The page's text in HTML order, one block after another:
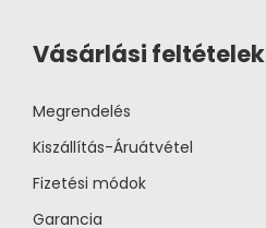
Vásárlási feltételek
Megrendelés
Kiszállítás-Áruátvétel
Fizetési módok
Garancia